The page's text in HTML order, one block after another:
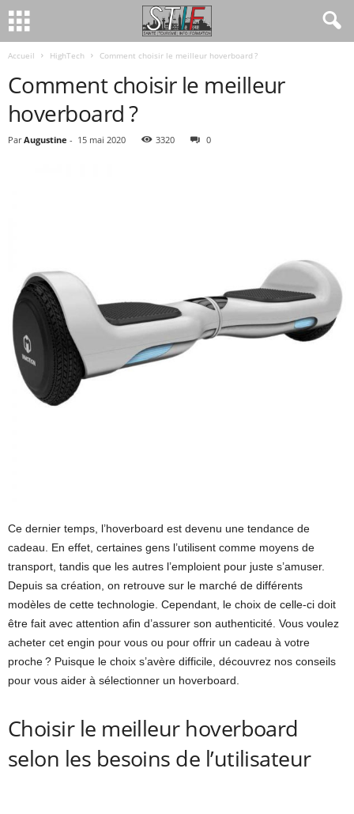
Accueil HighTech Comment choisir le meilleur hoverboard ?
Comment choisir le meilleur
hoverboard ?
Par Augustine - 15 mai 2020 3320 0
Ce dernier temps, l’hoverboard est devenu une tendance de
cadeau. En effet, certaines gens l’utilisent comme moyens de
transport, tandis que les autres l’emploient pour juste s’amuser.
Depuis sa création, on retrouve sur le marché de différents
modèles de cette technologie. Cependant, le choix de celle-ci doit
être fait avec attention afin d’assurer son authenticité. Vous voulez
acheter cet engin pour vous ou pour offrir un cadeau à votre
proche ? Puisque le choix s’avère difficile, découvrez nos conseils
pour vous aider à sélectionner un hoverboard.
Choisir le meilleur hoverboard
selon les besoins de l’utilisateur